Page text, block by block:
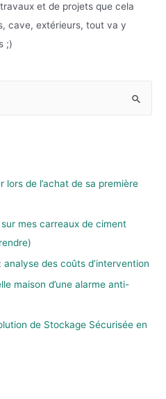
et de projets que cela
cave, extérieurs, tout va y
;)
de l’achat de sa première
mes carreaux de ciment
des coûts d’intervention
maison d’une alarme anti-
de Stockage Sécurisée en